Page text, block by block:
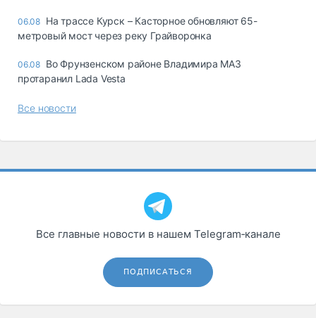
06.08 На трассе Курск – Касторное обновляют 65-
метровый мост через реку Грайворонка
06.08 Во Фрунзенском районе Владимира МАЗ
протаранил Lada Vesta
Все новости
Все главные новости в нашем Telegram‑канале
ПОДПИСАТЬСЯ